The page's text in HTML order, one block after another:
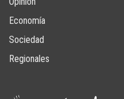
Economía
Sociedad
Regionales